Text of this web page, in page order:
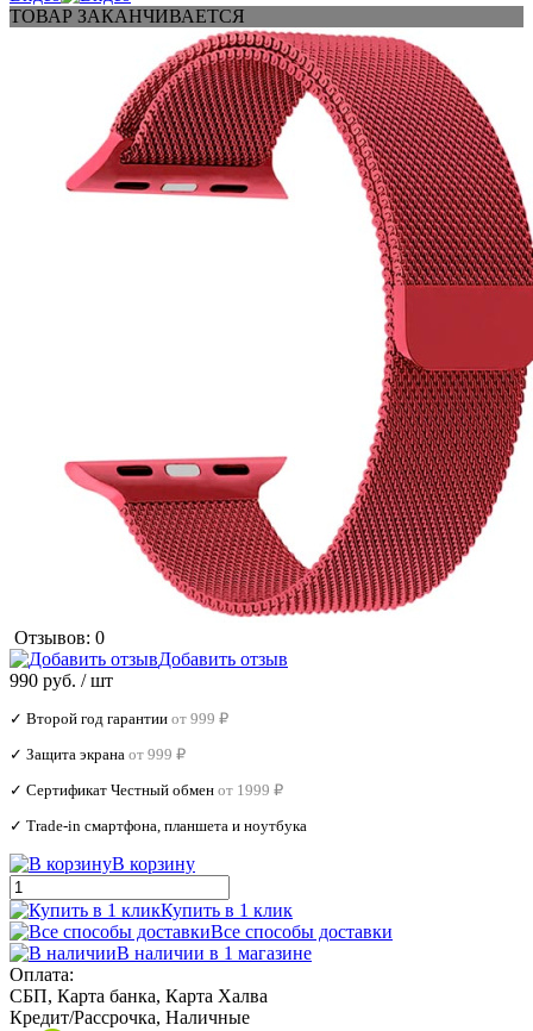
ТОВАР ЗАКАНЧИВАЕТСЯ
Отзывов: 0
Добавить отзыв
990 руб. / шт
✓ Второй год гарантии от 999 ₽
✓ Защита экрана от 999 ₽
✓ Сертификат Честный обмен от 1999 ₽
✓ Trade‑in смартфона, планшета и ноутбука
В корзину
Купить в 1 клик
Все способы доставки
В наличии в 1 магазине
Оплата:
СБП, Карта банка, Карта Халва
Кредит/Рассрочка, Наличные